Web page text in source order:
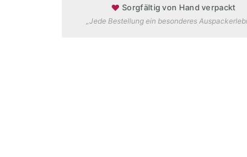
♥ Sorgfältig von Hand verpackt
„Jede Bestellung ein besonderes